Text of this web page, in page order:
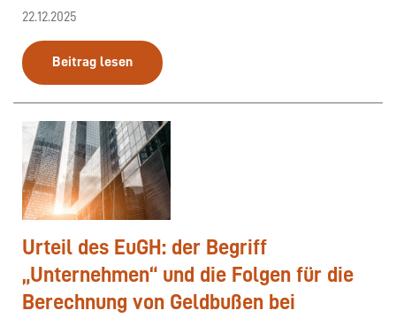
22.12.2025
Beitrag lesen
Urteil des EuGH: der Begriff
„Unternehmen“ und die Folgen für die
Berechnung von Geldbußen bei